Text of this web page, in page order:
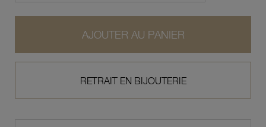
AJOUTER AU PANIER
RETRAIT EN BIJOUTERIE